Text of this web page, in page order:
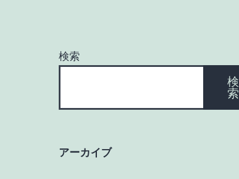
ー
ョ
ン
検索
検
索
アーカイブ